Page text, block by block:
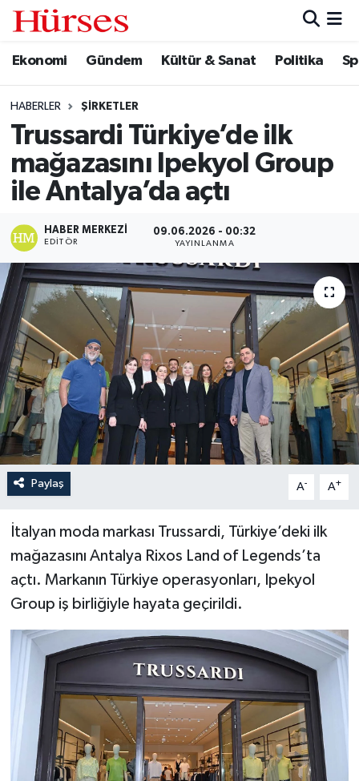
Ekonomi Gündem Kültür & Sanat Politika
HABERLER ŞIRKETLER
Trussardi Türkiye’de ilk
mağazasını Ipekyol Group
ile Antalya’da açtı
HABER MERKEZI
EDITÖR
09.06.2026 - 00:32
YAYINLANMA
Paylaş A- A+
İtalyan moda markası Trussardi, Türkiye’deki ilk
mağazasını Antalya Rixos Land of Legends’ta
açtı. Markanın Türkiye operasyonları, Ipekyol
Group iş birliğiyle hayata geçirildi.
Ekonomi
Gündem
Kültür & Sanat
Politika
Spor
Turizm
Hava Durumu
Trafik Durumu
Süper Lig Puan Durumu ve Fikstür
Tüm Manşetler
Son Dakika Haberleri
Haber Arşivi